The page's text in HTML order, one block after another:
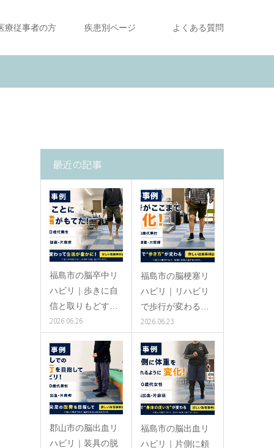
療従事者の方 疾患別ページ よくある質問
最近の記事
福島市の脳卒中リ
ハビリ｜歩きに自
信と取りもどす…
2026.06.26
福島市の脳梗塞リ
ハビリ｜リハビリ
で歩行が変わる…
2026.06.23
郡山市の脳出血リ
ハビリ｜装具の脱
福島市の脳出血リ
ハビリ｜片側に頼